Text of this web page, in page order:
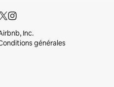
Inc.
générales